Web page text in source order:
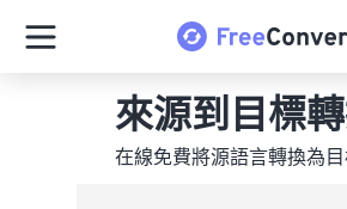
來源到目標
在線免費將源語言轉換為目